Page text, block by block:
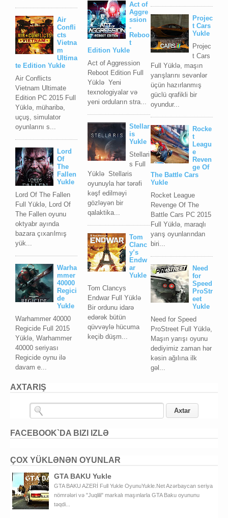
Air
Confli
cts
Vietna
m
Ultima
te Edition Yukle
Air Conflicts
Vietnam Ultimate
Edition PC 2015 Full
Yüklə, müharibə,
uçuş, simulator
oyunlarını s...
Lord
Of
The
Fallen
Yukle
Lord Of The Fallen
Full Yüklə, Lord Of
The Fallen oyunu
oktyabr ayında
bazara çıxarılmış
yük...
Warha
mmer
40000
Regici
de
Yukle
Warhammer 40000
Regicide Full 2015
Yüklə, Warhammer
40000 seriyası
Regicide oynu ilə
davam e...
Projec
t Cars
Yukle
Projec
t Cars
Full Yüklə, maşın
yarışlarını sevənlər
üçün hazırlanmış
güclü qrafikli bir
oyundur...
Rocke
t
Leagu
e
Reven
ge Of
The Battle Cars
Yukle
Rocket League
Revenge Of The
Battle Cars PC 2015
Full Yüklə, maraqlı
yarış oyunlarından
biri...
Need
for
Speed
ProStr
eet
Yukle
Need for Speed
ProStreet Full Yüklə,
Maşın yarışı oyunu
dediyimiz zaman hər
kəsin ağılına ilk
gəl...
Act of
Aggre
ssion
-
Reboo
t
Edition Yukle
Act of Aggression
Reboot Edition Full
Yüklə Yeni
texnologiyalar və
yeni orduların stra...
Stellar
is
Yukle
Stellari
s Full
Yüklə Stellaris
oyunuyla hər tərəfi
kəşf edilməyi
gözləyən bir
qalaktika...
Tom
Clanc
y’s
Endw
ar
Yukle
Tom Clancys
Endwar Full Yüklə
Bir ordunu idarə
edərək bütün
qüvvəylə hücuma
keçib düşm...
AXTARIŞ
FACEBOOK`DA BIZI IZLƏ
ÇOX YÜKLƏNƏN OYUNLAR
GTA BAKU Yukle
GTA BAKU AZERİ Full Yukle OyunuYukle.Net Azərbaycan seriya
nömrələri və "Juqlili" markalı maşınlarla GTA Baku oyununu
təqdi...